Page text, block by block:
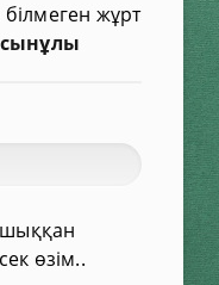
жұрт
шыққан
өзім..